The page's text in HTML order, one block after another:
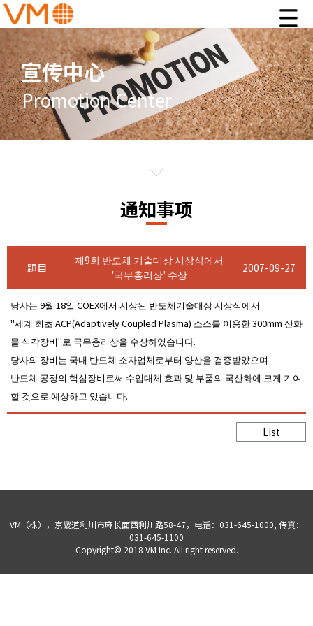
宣传中心
Promotion Center
通知事项
题目
제9회 반도체 기술대상 시상식에서
'국무총리상' 수상
2007-09-27
당사는 9월 18일 COEX에서 시상된 반도체기술대상 시상식에서
"세계 최초 ACP(Adaptively Coupled Plasma) 소스를 이용한 300mm 산화
물 식각장비"로 국무총리상을 수상하였습니다.
당사의 장비는 국내 반도체 소자업체로부터 양산을 검증받았으며
반도체 공정의 핵심장비로써 수입대체 효과 및 부품의 국산화에 크게 기여
할 것으로 예상하고 있습니다.
List
VM（株），京畿道利川市麻长面西利川路58-47，电话：031-645-1000, 传真：
031-645-1100
Copyright© 2018 VM Inc. All right reserved.